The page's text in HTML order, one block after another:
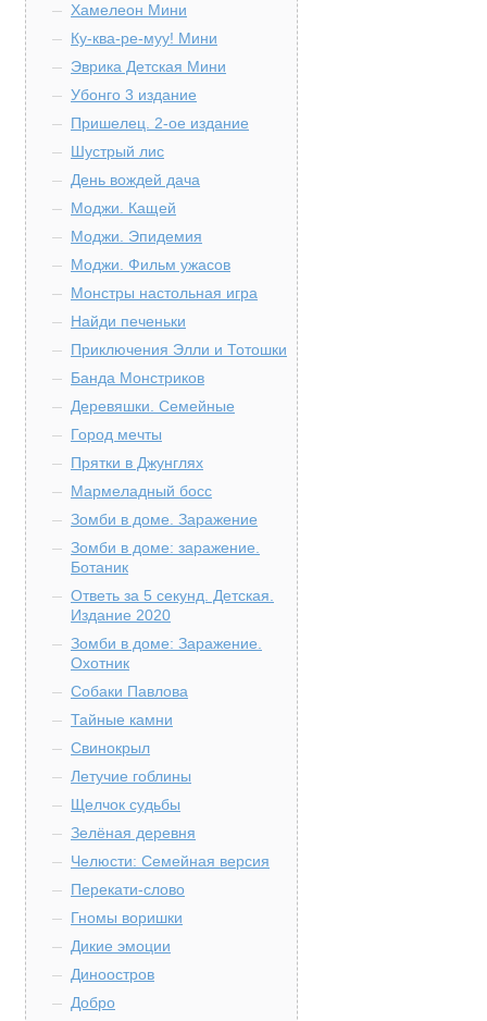
Хамелеон Мини
Ку-ква-ре-муу! Мини
Эврика Детская Мини
Убонго 3 издание
Пришелец. 2-ое издание
Шустрый лис
День вождей дача
Моджи. Кащей
Моджи. Эпидемия
Моджи. Фильм ужасов
Монстры настольная игра
Найди печеньки
Приключения Элли и Тотошки
Банда Монстриков
Деревяшки. Семейные
Город мечты
Прятки в Джунглях
Мармеладный босс
Зомби в доме. Заражение
Зомби в доме: заражение.
Ботаник
Ответь за 5 секунд. Детская.
Издание 2020
Зомби в доме: Заражение.
Охотник
Собаки Павлова
Тайные камни
Свинокрыл
Летучие гоблины
Щелчок судьбы
Зелёная деревня
Челюсти: Семейная версия
Перекати-слово
Гномы воришки
Дикие эмоции
Диноостров
Добро